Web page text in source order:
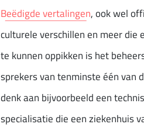
Beëdigde vertalingen, ook wel
culturele verschillen en meer die
te kunnen oppikken is het
sprekers van tenminste één van
denk aan bijvoorbeeld een
specialisatie die een ziekenhuis